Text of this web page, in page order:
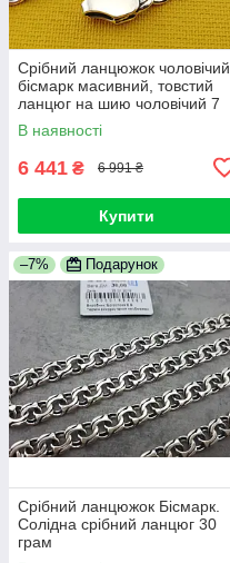
Срібний ланцюжок чоловічий
бісмарк масивний, товстий
ланцюг на шию чоловічий 7
мм
В наявності
6 441 ₴ 6 991 ₴
Купити
–7% Подарунок
Срібний ланцюжок Бісмарк.
Солідна срібний ланцюг 30
грам